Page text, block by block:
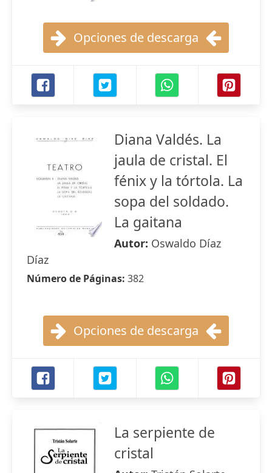
Opciones de descarga
Diana Valdés. La
jaula de cristal. El
fénix y la tórtola. La
sopa del soldado.
La gaitana
Autor: Oswaldo Díaz
Díaz
Número de Páginas: 382
Opciones de descarga
La serpiente de
cristal